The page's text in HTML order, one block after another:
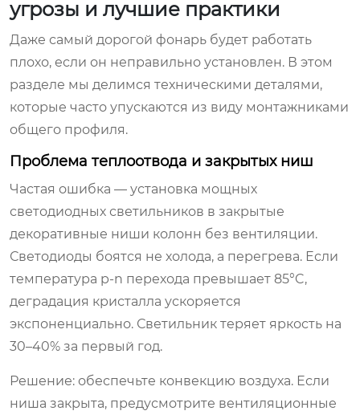
угрозы и лучшие практики
Даже самый дорогой фонарь будет работать
плохо, если он неправильно установлен. В этом
разделе мы делимся техническими деталями,
которые часто упускаются из виду монтажниками
общего профиля.
Проблема теплоотвода и закрытых ниш
Частая ошибка — установка мощных
светодиодных светильников в закрытые
декоративные ниши колонн без вентиляции.
Светодиоды боятся не холода, а перегрева. Если
температура p-n перехода превышает 85°C,
деградация кристалла ускоряется
экспоненциально. Светильник теряет яркость на
30–40% за первый год.
Решение: обеспечьте конвекцию воздуха. Если
ниша закрыта, предусмотрите вентиляционные